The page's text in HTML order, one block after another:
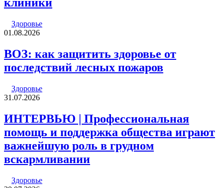
клиники
Здоровье
01.08.2026
ВОЗ: как защитить здоровье от
последствий лесных пожаров
Здоровье
31.07.2026
ИНТЕРВЬЮ | Профессиональная
помощь и поддержка общества играют
важнейшую роль в грудном
вскармливании
Здоровье